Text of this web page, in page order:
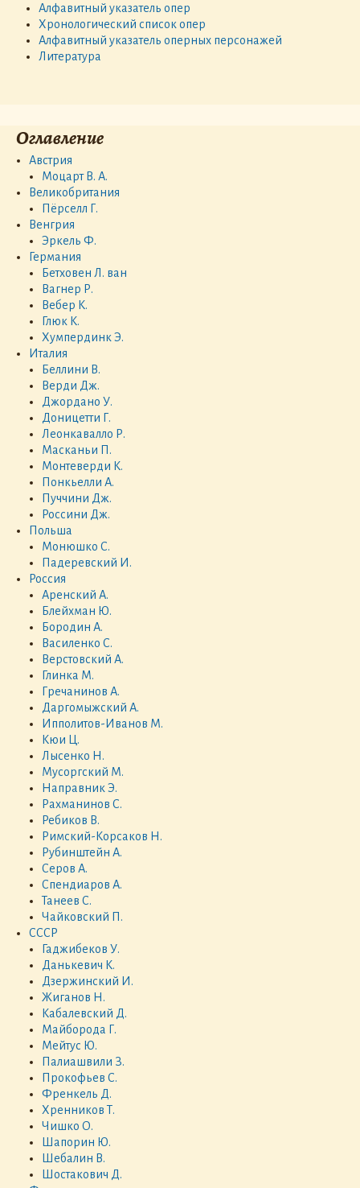
Алфавитный указатель опер
Хронологический список опер
Алфавитный указатель оперных персонажей
Литература
Оглавление
Австрия
Моцарт В. А.
Великобритания
Пёрселл Г.
Венгрия
Эркель Ф.
Германия
Бетховен Л. ван
Вагнер Р.
Вебер К.
Глюк К.
Хумпердинк Э.
Италия
Беллини В.
Верди Дж.
Джордано У.
Доницетти Г.
Леонкавалло Р.
Масканьи П.
Монтеверди К.
Понкьелли А.
Пуччини Дж.
Россини Дж.
Польша
Монюшко С.
Падеревский И.
Россия
Аренский А.
Блейхман Ю.
Бородин А.
Василенко С.
Верстовский А.
Глинка М.
Гречанинов А.
Даргомыжский А.
Ипполитов-Иванов М.
Кюи Ц.
Лысенко Н.
Мусоргский М.
Направник Э.
Рахманинов С.
Ребиков В.
Римский-Корсаков Н.
Рубинштейн А.
Серов А.
Спендиаров А.
Танеев С.
Чайковский П.
СССР
Гаджибеков У.
Данькевич К.
Дзержинский И.
Жиганов Н.
Кабалевский Д.
Майборода Г.
Мейтус Ю.
Палиашвили З.
Прокофьев С.
Френкель Д.
Хренников Т.
Чишко О.
Шапорин Ю.
Шебалин В.
Шостакович Д.